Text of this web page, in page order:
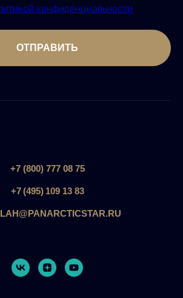
конфиденциальности
ОТПРАВИТЬ
+7 (800) 777 08 75
+7 (495) 109 13 83